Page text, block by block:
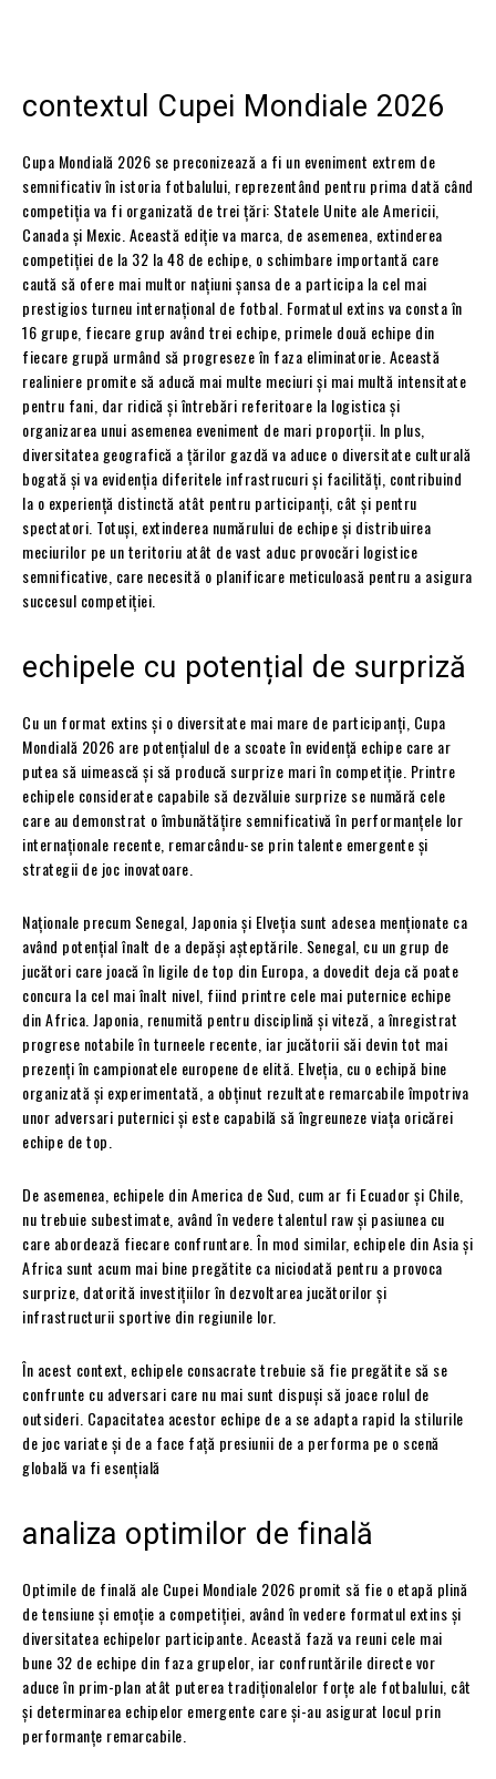
contextul Cupei Mondiale 2026
Cupa Mondială 2026 se preconizează a fi un eveniment extrem de
semnificativ în istoria fotbalului, reprezentând pentru prima dată când
competiția va fi organizată de trei țări: Statele Unite ale Americii,
Canada și Mexic. Această ediție va marca, de asemenea, extinderea
competiției de la 32 la 48 de echipe, o schimbare importantă care
caută să ofere mai multor națiuni șansa de a participa la cel mai
prestigios turneu internațional de fotbal. Formatul extins va consta în
16 grupe, fiecare grup având trei echipe, primele două echipe din
fiecare grupă urmând să progreseze în faza eliminatorie. Această
realiniere promite să aducă mai multe meciuri și mai multă intensitate
pentru fani, dar ridică și întrebări referitoare la logistica și
organizarea unui asemenea eveniment de mari proporții. In plus,
diversitatea geografică a țărilor gazdă va aduce o diversitate culturală
bogată și va evidenția diferitele infrastrucuri și facilități, contribuind
la o experiență distinctă atât pentru participanți, cât și pentru
spectatori. Totuși, extinderea numărului de echipe și distribuirea
meciurilor pe un teritoriu atât de vast aduc provocări logistice
semnificative, care necesită o planificare meticuloasă pentru a asigura
succesul competiției.
echipele cu potențial de surpriză
Cu un format extins și o diversitate mai mare de participanți, Cupa
Mondială 2026 are potențialul de a scoate în evidență echipe care ar
putea să uimească și să producă surprize mari în competiție. Printre
echipele considerate capabile să dezvăluie surprize se numără cele
care au demonstrat o îmbunătățire semnificativă în performanțele lor
internaționale recente, remarcându-se prin talente emergente și
strategii de joc inovatoare.
Naționale precum Senegal, Japonia și Elveția sunt adesea menționate ca
având potențial înalt de a depăși așteptările. Senegal, cu un grup de
jucători care joacă în ligile de top din Europa, a dovedit deja că poate
concura la cel mai înalt nivel, fiind printre cele mai puternice echipe
din Africa. Japonia, renumită pentru disciplină și viteză, a înregistrat
progrese notabile în turneele recente, iar jucătorii săi devin tot mai
prezenți în campionatele europene de elită. Elveția, cu o echipă bine
organizată și experimentată, a obținut rezultate remarcabile împotriva
unor adversari puternici și este capabilă să îngreuneze viața oricărei
echipe de top.
De asemenea, echipele din America de Sud, cum ar fi Ecuador și Chile,
nu trebuie subestimate, având în vedere talentul raw și pasiunea cu
care abordează fiecare confruntare. În mod similar, echipele din Asia și
Africa sunt acum mai bine pregătite ca niciodată pentru a provoca
surprize, datorită investițiilor în dezvoltarea jucătorilor și
infrastructurii sportive din regiunile lor.
În acest context, echipele consacrate trebuie să fie pregătite să se
confrunte cu adversari care nu mai sunt dispuși să joace rolul de
outsideri. Capacitatea acestor echipe de a se adapta rapid la stilurile
de joc variate și de a face față presiunii de a performa pe o scenă
globală va fi esențială
analiza optimilor de finală
Optimile de finală ale Cupei Mondiale 2026 promit să fie o etapă plină
de tensiune și emoție a competiției, având în vedere formatul extins și
diversitatea echipelor participante. Această fază va reuni cele mai
bune 32 de echipe din faza grupelor, iar confruntările directe vor
aduce în prim-plan atât puterea tradiționalelor forțe ale fotbalului, cât
și determinarea echipelor emergente care și-au asigurat locul prin
performanțe remarcabile.